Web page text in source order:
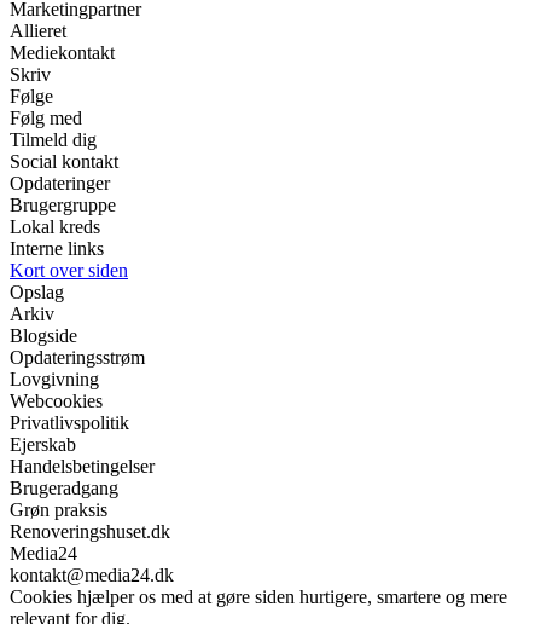
Marketingpartner
Allieret
Mediekontakt
Skriv
Følge
Følg med
Tilmeld dig
Social kontakt
Opdateringer
Brugergruppe
Lokal kreds
Interne links
Kort over siden
Opslag
Arkiv
Blogside
Opdateringsstrøm
Lovgivning
Webcookies
Privatlivspolitik
Ejerskab
Handelsbetingelser
Brugeradgang
Grøn praksis
Renoveringshuset.dk
Media24
kontakt@media24.dk
Cookies hjælper os med at gøre siden hurtigere, smartere og mere
relevant for dig.